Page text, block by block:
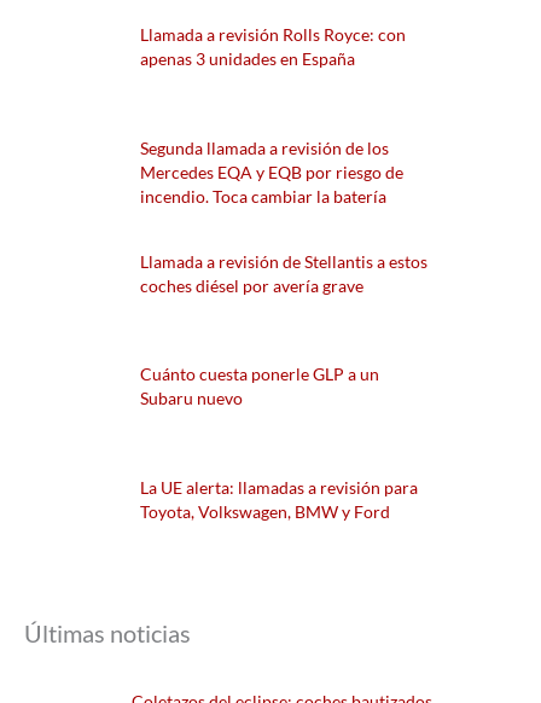
Llamada a revisión Rolls Royce: con
apenas 3 unidades en España
Segunda llamada a revisión de los
Mercedes EQA y EQB por riesgo de
incendio. Toca cambiar la batería
Llamada a revisión de Stellantis a estos
coches diésel por avería grave
Cuánto cuesta ponerle GLP a un
Subaru nuevo
La UE alerta: llamadas a revisión para
Toyota, Volkswagen, BMW y Ford
Últimas noticias